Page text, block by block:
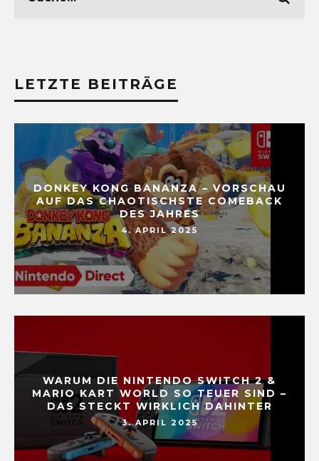
LETZTE BEITRÄGE
DONKEY KONG BANANZA – VORSCHAU
AUF DAS CHAOTISCHSTE COMEBACK
DES JAHRES
4. APRIL 2025
WARUM DIE NINTENDO SWITCH 2 &
MARIO KART WORLD SO TEUER SIND –
DAS STECKT WIRKLICH DAHINTER
3. APRIL 2025